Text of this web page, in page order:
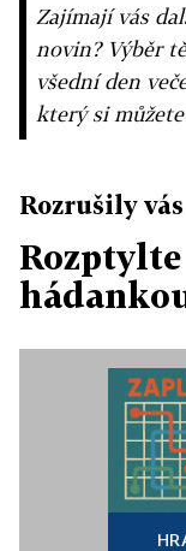
Zajímají vás
novin? Výběr
všední den
který si
Rozrušily